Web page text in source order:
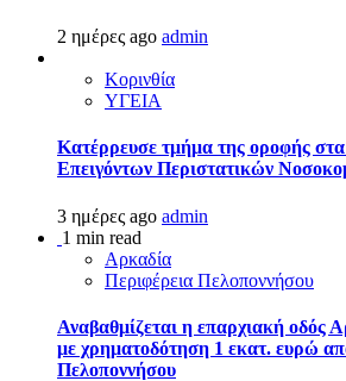
2 ημέρες ago admin
Κορινθία
ΥΓΕΙΑ
Kατέρρευσε τμήμα της οροφής
Επειγόντων Περιστατικών
3 ημέρες ago admin
1 min read
Αρκαδία
Περιφέρεια Πελοποννήσου
Αναβαθμίζεται η επαρχιακή οδός
με χρηματοδότηση 1 εκατ. ευρώ
Πελοποννήσου